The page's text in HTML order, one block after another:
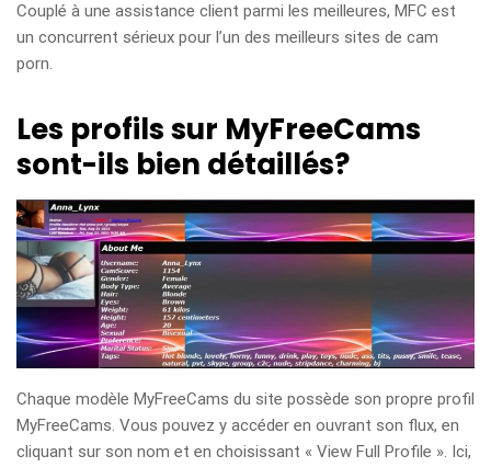
Couplé à une assistance client parmi les meilleures, MFC est
un concurrent sérieux pour l’un des meilleurs sites de cam
porn.
Les profils sur MyFreeCams
sont-ils bien détaillés?
Chaque modèle MyFreeCams du site possède son propre profil
MyFreeCams. Vous pouvez y accéder en ouvrant son flux, en
cliquant sur son nom et en choisissant « View Full Profile ». Ici,